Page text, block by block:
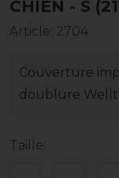
CHIEN - S
Article: 2704
Couverture
doublure
Taille: